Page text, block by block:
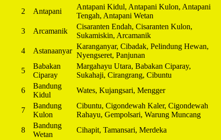
2
Antapani
Antapani Kidul, Antapani Kulon, Antapani
Tengah, Antapani Wetan
3
Arcamanik
Cisaranten Endah, Cisaranten Kulon,
Sukamiskin, Arcamanik
4
Astanaanyar
Karanganyar, Cibadak, Pelindung Hewan,
Nyengseret, Panjunan
5
Babakan
Ciparay
Margahayu Utara, Babakan Ciparay,
Sukahaji, Cirangrang, Cibuntu
6
Bandung
Kidul
Wates, Kujangsari, Mengger
7
Bandung
Kulon
Cibuntu, Cigondewah Kaler, Cigondewah
Rahayu, Gempolsari, Warung Muncang
8
Bandung
Wetan
Cihapit, Tamansari, Merdeka